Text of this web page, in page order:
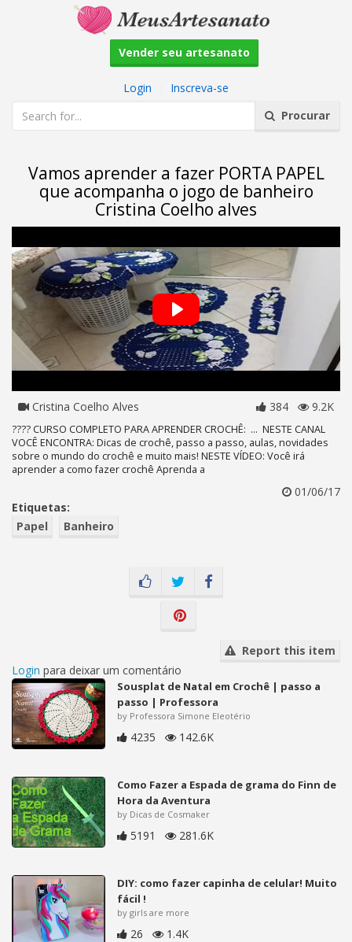
Vender seu artesanato
Login
Inscreva-se
Procurar
Vamos aprender a fazer PORTA PAPEL
que acompanha o jogo de banheiro
Cristina Coelho alves
Cristina Coelho Alves 384 9.2K
???? CURSO COMPLETO PARA APRENDER CROCHÊ: ... NESTE CANAL
VOCÊ ENCONTRA: Dicas de crochê, passo a passo, aulas, novidades
sobre o mundo do crochê e muito mais! NESTE VÍDEO: Você irá
aprender a como fazer crochê Aprenda a
01/06/17
Etiquetas:
Papel
Banheiro
Report this item
Login para deixar um comentário
Sousplat de Natal em Crochê | passo a
passo | Professora
by Professora Simone Eleotério
4235 142.6K
Como Fazer a Espada de grama do Finn de
Hora da Aventura
by Dicas de Cosmaker
5191 281.6K
DIY: como fazer capinha de celular! Muito
fácil !
by girls are more
26 1.4K